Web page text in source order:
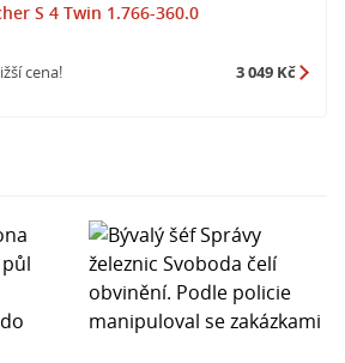
S 4 Twin 1.766-360.0
cena! 3 049 Kč